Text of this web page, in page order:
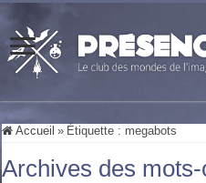
Accueil » Étiquette : megabots
Archives des mots-